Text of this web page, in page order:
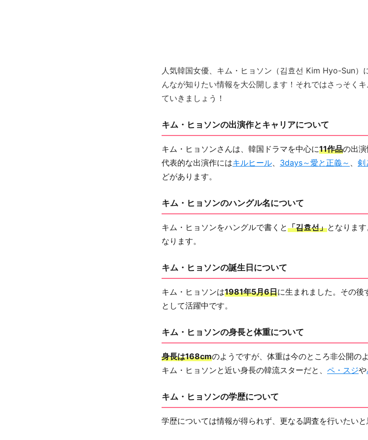
人気韓国女優、キム・ヒョソン（김효선 Kim Hyo-Sun）
んなが知りたい情報を大公開します！それではさっそく
ていきましょう！
キム・ヒョソンの出演作とキャリアについて
キム・ヒョソンさんは、韓国ドラマを中心に11作品の出演
代表的な出演作にはキルヒール、 3days～愛と正義～ 、 剣
どがあります。
キム・ヒョソンのハングル名について
キム・ヒョソンをハングルで書くと「김효선」となりま
なります。
キム・ヒョソンの誕生日について
キム・ヒョソンは1981年5月6日に生まれました。その後
として活躍中です。
キム・ヒョソンの身長と体重について
身長は168cmのようですが、体重は今のところ非公開のよ
キム・ヒョソンと近い身長の韓流スターだと、 ペ・スジや
キム・ヒョソンの学歴について
学歴については情報が得られず、更なる調査を行いたいと